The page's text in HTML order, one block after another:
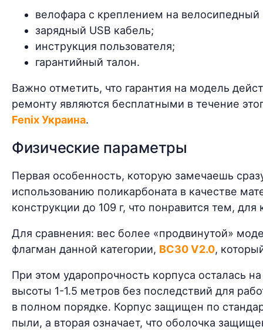
велофара с креплением на велосипедный
зарядный USB кабель;
инструкция пользователя;
гарантийный талон.
Важно отметить, что гарантия на модель
ремонту являются бесплатными в течение
Fenix Украина.
Физические параметры
Первая особенность, которую замечаешь
использованию поликарбоната в качестве
конструкции до 109 г, что понравится тем,
Для сравнения: вес более «продвинутой»
флагман данной категории, BC30 V2.0,
При этом ударопрочность корпуса осталась
высоты 1-1.5 метров без последствий для
в полном порядке. Корпус защищен по
пыли, а вторая означает, что оболочка